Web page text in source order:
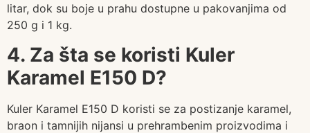
litar, dok su boje u prahu dostupne u pakovanjima od
250 g i 1 kg.
4. Za šta se koristi Kuler
Karamel E150 D?
Kuler Karamel E150 D koristi se za postizanje karamel,
braon i tamnijih nijansi u prehrambenim proizvodima i